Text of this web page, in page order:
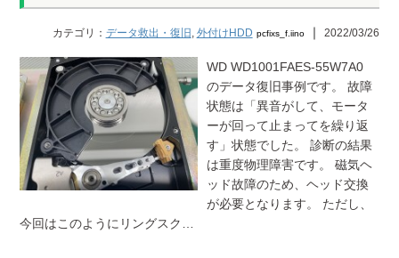
カテゴリ： データ救出・復旧 外付けHDD pcfixs_f.iino｜ 2022/03/26
WD WD1001FAES-55W7A0
のデータ復旧事例です。 故障
状態は「異音がして、モータ
ーが回って止まってを繰り返
す」状態でした。 診断の結果
は重度物理障害です。 磁気ヘ
ッド故障のため、ヘッド交換
が必要となります。 ただし、
今回はこのようにリングスク…